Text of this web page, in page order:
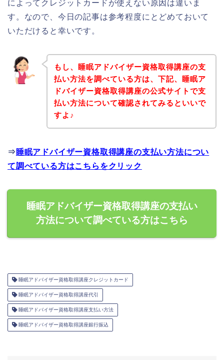
によってクレジットカードが使えない原因は違いま
す。なので、今日の記事は参考程度にとどめておいて
いただけると幸いです。
もし、睡眠アドバイザー資格取得講座の支
払い方法を調べている方は、下記、睡眠ア
ドバイザー資格取得講座の公式サイトで支
払い方法について確認されてみるといいで
すよ♪
⇒ 睡眠アドバイザー資格取得講座の支払い方法につい
て調べている方はこちらをクリック
睡眠アドバイザー資格取得講座の支払い
方法について調べている方はこちら
睡眠アドバイザー資格取得講座クレジットカード
睡眠アドバイザー資格取得講座代引
睡眠アドバイザー資格取得講座支払い方法
睡眠アドバイザー資格取得講座銀行振込